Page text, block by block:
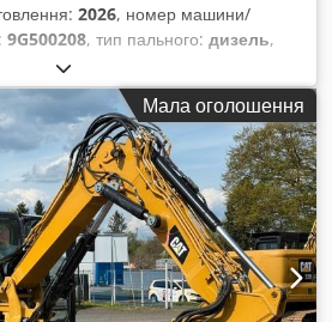
2026, номер машини/
9G500208, тип пального: дизель,
3512B
14.250 кг Потужність генератора:
відсіку: 605 x 266 x 232 см
DPX для отримання додаткової
Dex Am Esrf
Мала оголошення